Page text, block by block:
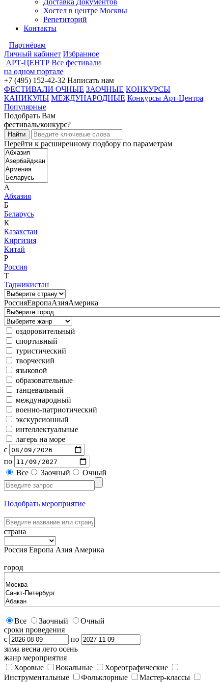
Доставка Документов
Хостел в центре Москвы
Репетиторий
Контакты
Партнёрам
Личный кабинет Избранное
АРТ-ЦЕНТР Все фестивали
на одном портале
+7 (495) 152-42-32 Написать нам
ФЕСТИВАЛИ ОЧНЫЕ ЗАОЧНЫЕ КОНКУРСЫ
КАНИКУЛЫ МЕЖДУНАРОДНЫЕ Конкурсы Арт-Центра
Популярные
Подобрать Вам
фестиваль/конкурс?
Перейти к расширенному подбору по параметрам
А
Абхазия
Б
Беларусь
К
Казахстан
Киргизия
Китай
Р
Россия
Т
Таджикистан
РоссияЕвропаАзияАмерика
оздоровительный
спортивный
туристический
творческий
языковой
образовательные
танцевальный
международный
военно-патриотический
экскурсионный
интеллектуальные
лагерь на море
с
по
Все
Заочный Очный
Подобрать мероприятие
страна
Россия Европа Азия Америка
город
Все Заочный
Очный
сроки проведения
с
по
зима весна лето осень
жанр мероприятия
Хоровые
Вокальные
Хореографические
Инструментальные
Фольклорные
Мастер-классы